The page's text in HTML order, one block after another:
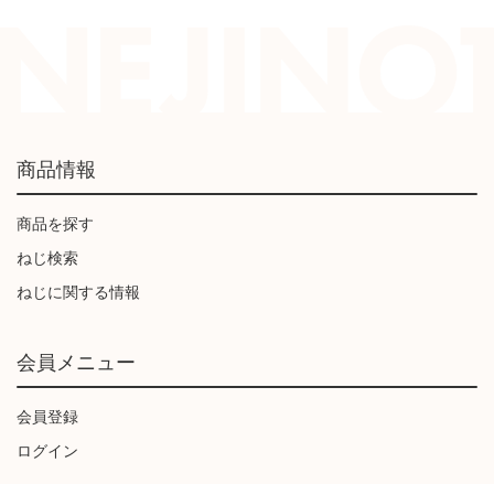
商品情報
商品を探す
ねじ検索
ねじに関する情報
会員メニュー
会員登録
ログイン